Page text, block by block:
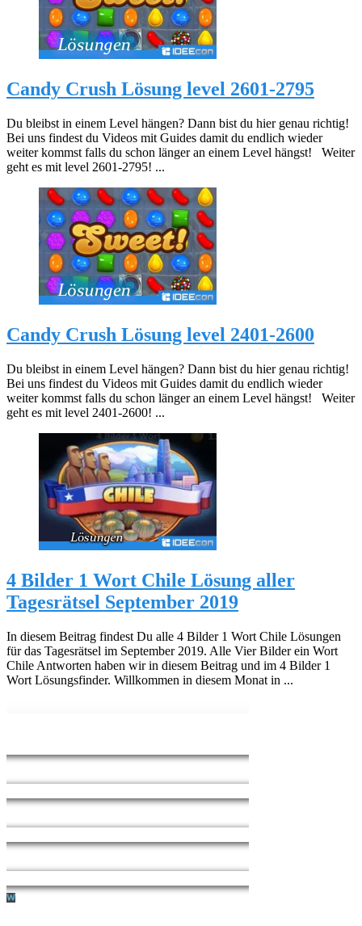
Candy Crush Lösung level 2601-2795
Du bleibst in einem Level hängen? Dann bist du hier genau richtig!
Bei uns findest du Videos mit Guides damit du endlich wieder
weiter kommst falls du schon länger an einem Level hängst! Weiter
geht es mit level 2601-2795! ...
Candy Crush Lösung level 2401-2600
Du bleibst in einem Level hängen? Dann bist du hier genau richtig!
Bei uns findest du Videos mit Guides damit du endlich wieder
weiter kommst falls du schon länger an einem Level hängst! Weiter
geht es mit level 2401-2600! ...
4 Bilder 1 Wort Chile Lösung aller
Tagesrätsel September 2019
In diesem Beitrag findest Du alle 4 Bilder 1 Wort Chile Lösungen
für das Tagesrätsel im September 2019. Alle Vier Bilder ein Wort
Chile Antworten haben wir in diesem Beitrag und im 4 Bilder 1
Wort Lösungsfinder. Willkommen in diesem Monat in ...